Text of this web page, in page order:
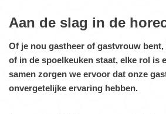
Aan de slag in de
Of je nou gastheer of gastvrouw
of in de spoelkeuken staat, elke rol is
samen zorgen we ervoor dat onze
onvergetelijke ervaring hebben.